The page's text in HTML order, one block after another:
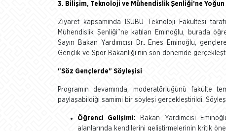
3. Bilişim, Teknoloji ve Mühendislik Şenliği’ne Yoğun
Ziyaret kapsamında ISUBÜ Teknoloji Fakültesi
Mühendislik Şenliği”ne katılan Eminoğlu, burada
Sayın Bakan Yardımcısı Dr.
Enes Eminoğlu,
Gençlik ve Spor Bakanlığı’nın son dönemde
"Söz Gençlerde" Söyleşisi
Programın devamında, moderatörlüğünü fakülte
paylaşabildiği samimi bir söyleşi gerçekleştirildi.
Öğrenci Gelişimi: Bakan Yardımcısı
alanlarında kendilerini geliştirmelerinin kritik